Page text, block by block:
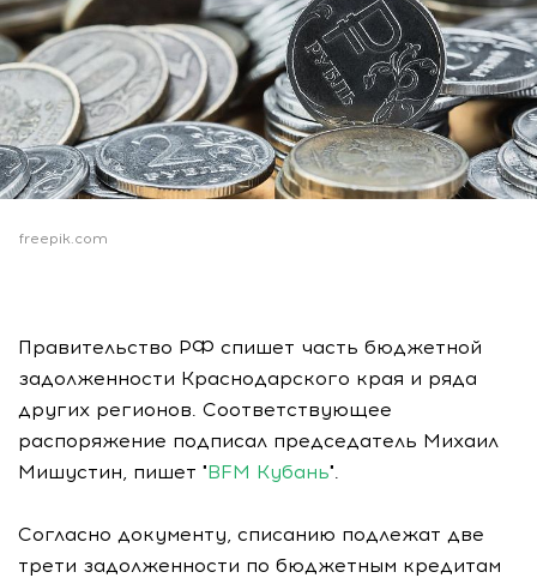
freepik.com
Правительство РФ спишет часть бюджетной
задолженности Краснодарского края и ряда
других регионов. Соответствующее
распоряжение подписал председатель Михаил
Мишустин, пишет "BFM Кубань".
Согласно документу, списанию подлежат две
трети задолженности по бюджетным кредитам